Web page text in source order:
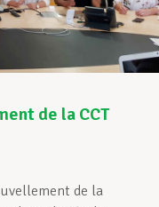
de la CCT
de la